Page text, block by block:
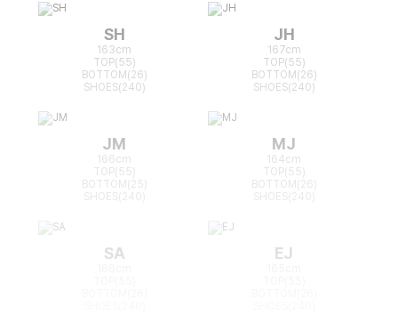
SH
163cm
TOP(55)
BOTTOM(26)
SHOES(240)
JH
167cm
TOP(55)
BOTTOM(26)
SHOES(240)
JM
166cm
TOP(55)
BOTTOM(25)
MJ
164cm
TOP(55)
BOTTOM(26)
SA EJ